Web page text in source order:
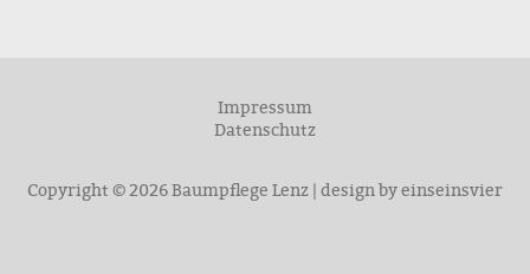
Impressum
Datenschutz
Copyright © 2026 Baumpflege Lenz | design byeinseinsvier